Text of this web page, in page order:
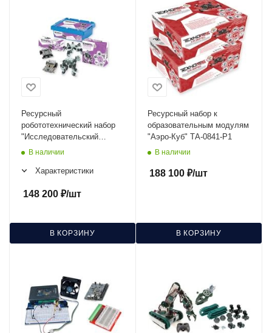
Ресурсный
робототехнический набор
"Исследовательский
уровень" ТР-0621Р-16
В наличии
Характеристики
148 200 ₽/шт
В КОРЗИНУ
Ресурсный набор к
образовательным модулям
"Аэро-Куб" ТА-0841-Р1
В наличии
188 100 ₽/шт
В КОРЗИНУ